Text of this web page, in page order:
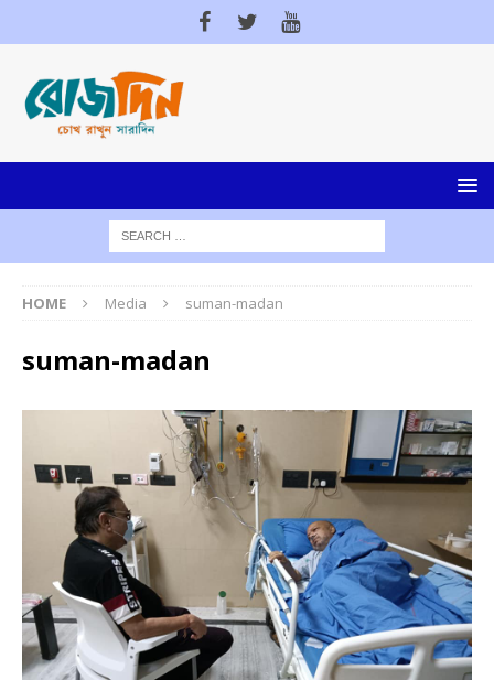
HOME Media suman-madan
suman-madan